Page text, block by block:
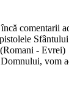
comentarii
- Evrei)
vom